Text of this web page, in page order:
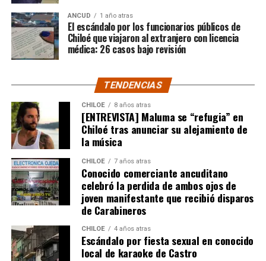
nuevamente que todas las carpetas de saneamiento
de títulos de dominios sobre la propiedad particular,
vuelvan a seguir su tramitación y puedan obtener su
título de dominio”,expresó el Consejero Cárcamo.
Recordó que, en un caso puntual, un vecino de la
comuna de Castro, que tenía un expediente que cumplía
con todos los antecedentes técnicos, administrativos y
jurídicos, solo le faltaba la inscripción en el Conservador
de Bienes Raíces, pero su tramitación fue rechazada.
El Consejero Francisco Cárcamo insistió que el nuevo
dictamen de Contraloría es una buena noticia para
muchas familias que desde hace un tiempo venían
tramitando la regularización de sus sitios, aunque ahora
también tendrán que responder con algunos requisitos
como por ejemplo tener un periodo de ocupación de la
propiedad por más de 5 años.
ANCUD 1 año atras
El escándalo por los funcionarios públicos de
Chiloé que viajaron al extranjero con licencia
médica: 26 casos bajo revisión
TENDENCIAS
CHILOE 8 años atras
[ENTREVISTA] Maluma se “refugia” en
Chiloé tras anunciar su alejamiento de
la música
CHILOE 7 años atras
Conocido comerciante ancuditano
celebró la perdida de ambos ojos de
joven manifestante que recibió disparos
de Carabineros
CHILOE 4 años atras
Escándalo por fiesta sexual en conocido
local de karaoke de Castro